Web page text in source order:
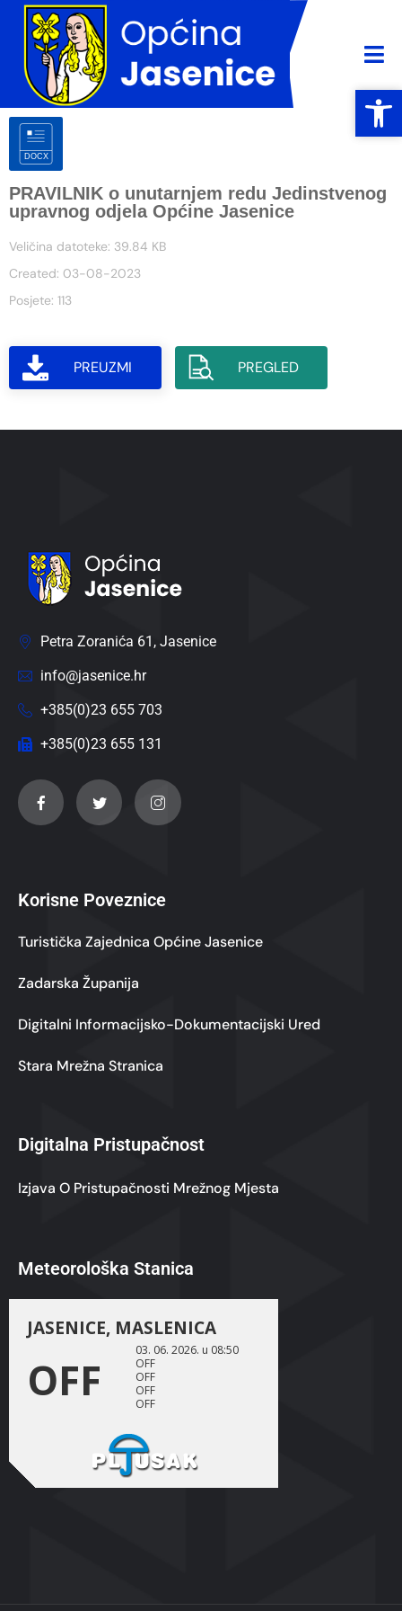
PRAVILNIK o unutarnjem redu Jedinstvenog
upravnog odjela Općine Jasenice
Veličina datoteke: 39.84 KB
Created: 03-08-2023
Posjete: 113
PREUZMI PREGLED
Petra Zoranića 61, Jasenice
info@jasenice.hr
+385(0)23 655 703
+385(0)23 655 131
Korisne Poveznice
Turistička Zajednica Općine Jasenice
Zadarska Županija
Digitalni Informacijsko-Dokumentacijski Ured
Stara Mrežna Stranica
Digitalna Pristupačnost
Izjava O Pristupačnosti Mrežnog Mjesta
Meteorološka Stanica